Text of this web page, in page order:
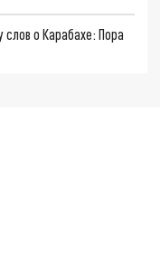
слов о Карабахе: Пора